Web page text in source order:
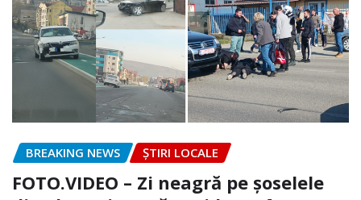
BREAKING NEWS ȘTIRI LOCALE
FOTO.VIDEO – Zi neagră pe șoselele